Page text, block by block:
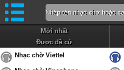
Mới nhất
Được đề cử
Nhạc chờ Viettel